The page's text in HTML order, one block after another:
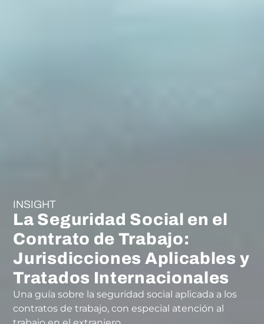
INSIGHT
La Seguridad Social en el
Contrato de Trabajo:
Jurisdicciones Aplicables y
Tratados Internacionales
Una guía sobre la seguridad social aplicada a los
contratos de trabajo, con especial atención al